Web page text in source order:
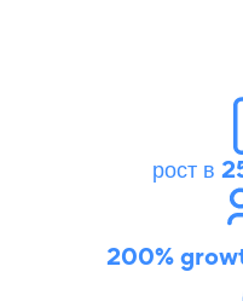
рост в
200%